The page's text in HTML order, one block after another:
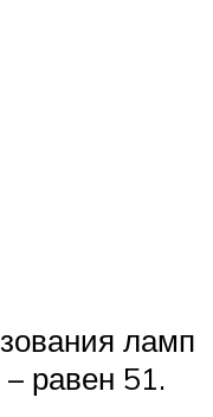
ламп
равен 51.